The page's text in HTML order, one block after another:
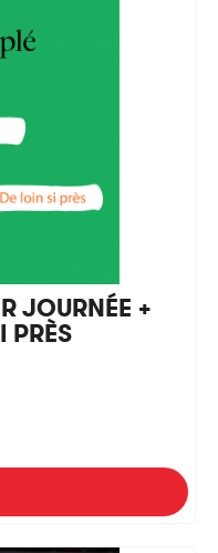
JOURNÉE +
PRÈS